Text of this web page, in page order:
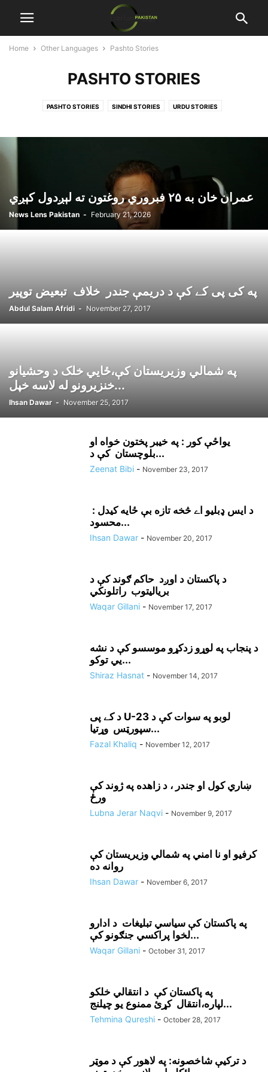
Home Other Languages Pashto Stories
PASHTO STORIES
PASHTO STORIES SINDHI STORIES URDU STORIES
عمران خان به ۲۵ فبروري روغتون ته لېږدول کېږي
News Lens Pakistan - February 21, 2026
په کی پی کے کې د دريمې جندر خلاف تبعيض توپير
Abdul Salam Afridi - November 27, 2017
په شمالي وزيريستان کې،ځايي خلک د وحشيانو
خنزيرونو له لاسه خپل...
Ihsan Dawar - November 25, 2017
يواځې کور : په خيبر پختون خواه او
بلوچستان کې د...
Zeenat Bibi - November 23, 2017
محسود...
Ihsan Dawar - November 20, 2017
د پاکستان د اوږد حاکم ګوند کې د
برياليتوب راتلونکي
Waqar Gillani - November 17, 2017
د پنجاب په لوړو زدکړو موسسو کې د نشه
يي توکو...
Shiraz Hasnat - November 14, 2017
د کے پی U-23 لوبو په سوات کې د
سپورټس وړتيا...
Fazal Khaliq - November 12, 2017
ښاري کول او جندر ، د زاهده په ژوند کې
ورځ
Lubna Jerar Naqvi - November 9, 2017
کرفيو او نا امني په شمالي وزيريستان کې
روانه ده
Ihsan Dawar - November 6, 2017
په پاکستان کې سياسي تبليغات د ادارو
لخوا پراکسي جنګونو کې...
Waqar Gillani - October 31, 2017
په پاکستان کې د انتقالي خلکو
لپاره،انتقال کړئ ممنوع يو چيلنج...
Tehmina Qureshi - October 28, 2017
د ترکيې شاخصونه: په لاهور کې د موټر